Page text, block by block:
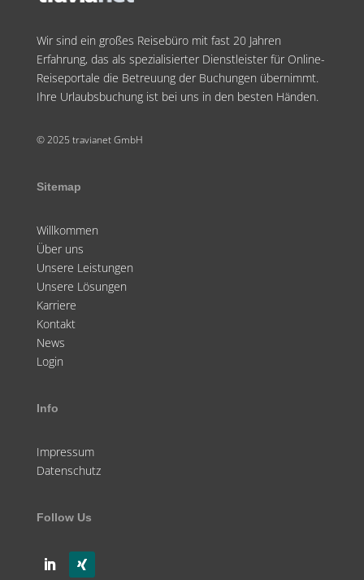
Wir sind ein großes Reisebüro mit fast 20 Jahren
Erfahrung, das als spezialisierter Dienstleister für Online-
Reiseportale die Betreuung der Buchungen übernimmt.
Ihre Urlaubsbuchung ist bei uns in den besten Händen.
© 2025 travianet GmbH
Sitemap
Willkommen
Über uns
Unsere Leistungen
Unsere Lösungen
Karriere
Kontakt
News
Login
Info
Impressum
Datenschutz
Follow Us